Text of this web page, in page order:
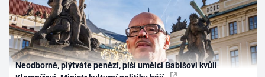
Neodborné, plýtváte penězi, píší umělci Babišovi kvůli